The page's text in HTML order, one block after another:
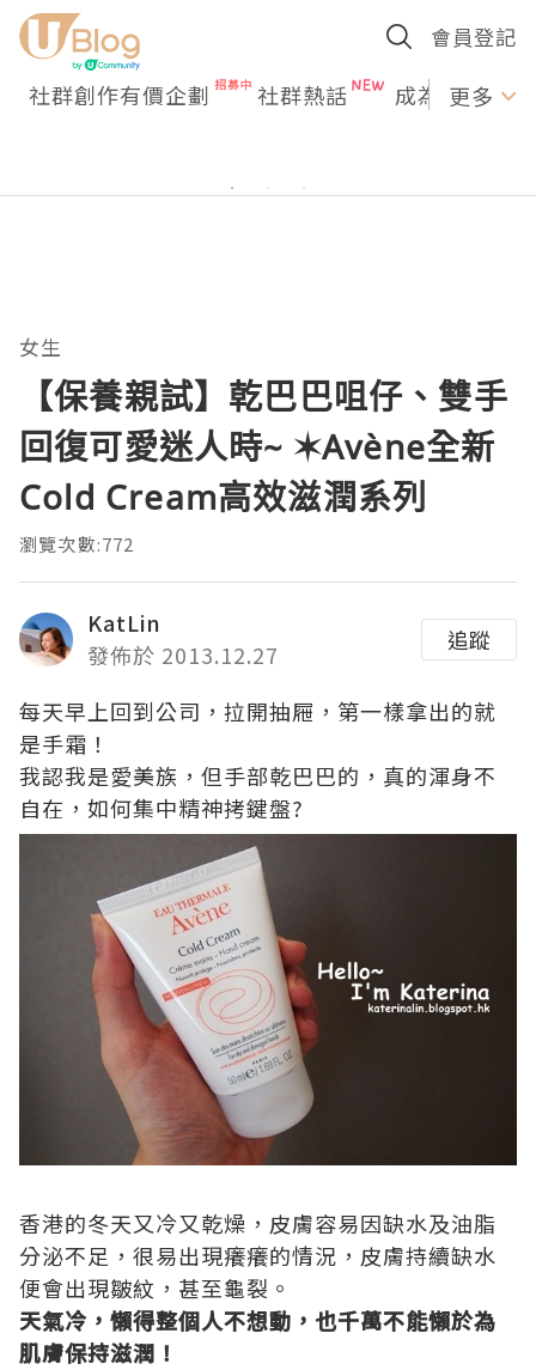
會員登記
社群創作有價企劃 社群熱話 成為U更多
女生
【保養親試】乾巴巴咀仔、雙手
回復可愛迷人時~ ✶Avène全新
Cold Cream高效滋潤系列
瀏覽次數:772
KatLin
發佈於 2013.12.27
追蹤
每天早上回到公司，拉開抽屜，第一樣拿出的就
是手霜！
我認我是愛美族，但手部乾巴巴的，真的渾身不
自在，如何集中精神拷鍵盤?
香港的冬天又冷又乾燥，皮膚容易因缺水及油脂
分泌不足，很易出現癢癢的情況，皮膚持續缺水
便會出現皺紋，甚至龜裂。
天氣冷，懶得整個人不想動，也千萬不能懶於為
肌膚保持滋潤！